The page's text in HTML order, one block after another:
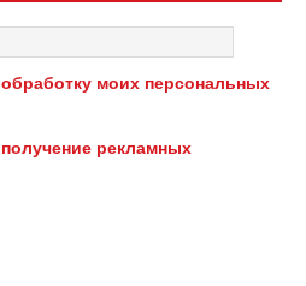
обработку моих персональных
получение рекламных